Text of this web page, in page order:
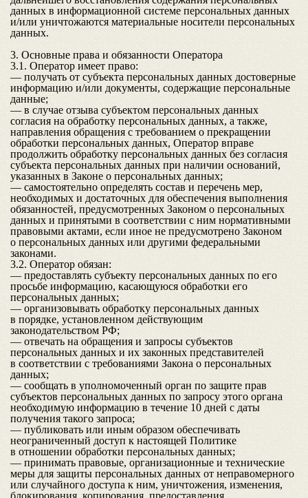
данных в информационной системе персональных данных
и/или уничтожаются материальные носители персональных
данных.
3. Основные права и обязанности Оператора
3.1. Оператор имеет право:
— получать от субъекта персональных данных достоверные
информацию и/или документы, содержащие персональные
данные;
— в случае отзыва субъектом персональных данных
согласия на обработку персональных данных, а также,
направления обращения с требованием о прекращении
обработки персональных данных, Оператор вправе
продолжить обработку персональных данных без согласия
субъекта персональных данных при наличии оснований,
указанных в Законе о персональных данных;
— самостоятельно определять состав и перечень мер,
необходимых и достаточных для обеспечения выполнения
обязанностей, предусмотренных Законом о персональных
данных и принятыми в соответствии с ним нормативными
правовыми актами, если иное не предусмотрено Законом
о персональных данных или другими федеральными
законами.
3.2. Оператор обязан:
— предоставлять субъекту персональных данных по его
просьбе информацию, касающуюся обработки его
персональных данных;
— организовывать обработку персональных данных
в порядке, установленном действующим
законодательством РФ;
— отвечать на обращения и запросы субъектов
персональных данных и их законных представителей
в соответствии с требованиями Закона о персональных
данных;
— сообщать в уполномоченный орган по защите прав
субъектов персональных данных по запросу этого органа
необходимую информацию в течение 10 дней с даты
получения такого запроса;
— публиковать или иным образом обеспечивать
неограниченный доступ к настоящей Политике
в отношении обработки персональных данных;
— принимать правовые, организационные и технические
меры для защиты персональных данных от неправомерного
или случайного доступа к ним, уничтожения, изменения,
блокирования, копирования, предоставления,